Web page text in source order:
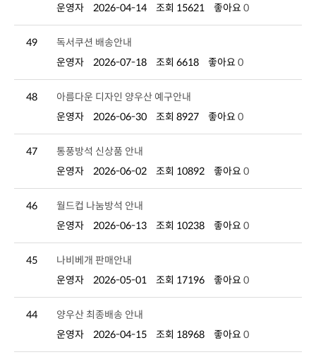
운영자
2026-04-14 조회 15621 좋아요 0
49
독서쿠션 배송안내
운영자
2026-07-18 조회 6618 좋아요 0
48
아름다운 디자인 양우산 예구안내
운영자
2026-06-30 조회 8927 좋아요 0
47
통풍방석 신상품 안내
운영자
2026-06-02 조회 10892 좋아요 0
46
월드컵 나눔방석 안내
운영자
2026-06-13 조회 10238 좋아요 0
45
나비베개 판매안내
운영자
2026-05-01 조회 17196 좋아요 0
44
양우산 최종배송 안내
운영자
2026-04-15 조회 18968 좋아요 0